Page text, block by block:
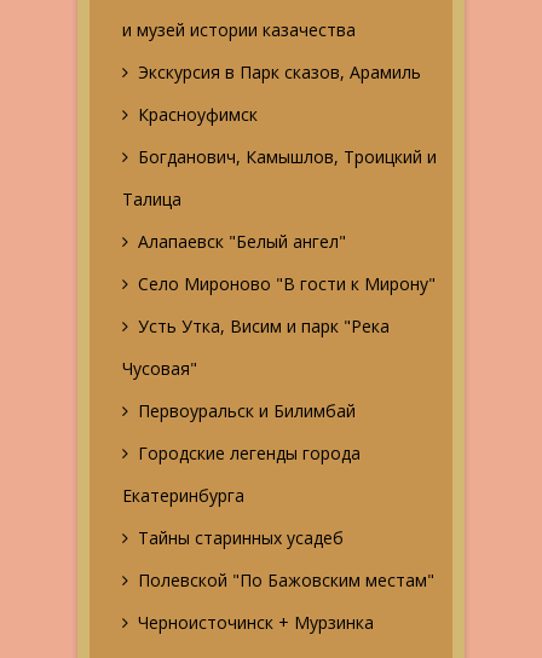
и музей истории казачества
Экскурсия в Парк сказов, Арамиль
Красноуфимск
Богданович, Камышлов, Троицкий и
Талица
Алапаевск "Белый ангел"
Село Мироново "В гости к Мирону"
Усть Утка, Висим и парк "Река
Чусовая"
Первоуральск и Билимбай
Городские легенды города
Екатеринбурга
Тайны старинных усадеб
Полевской "По Бажовским местам"
Черноисточинск + Мурзинка